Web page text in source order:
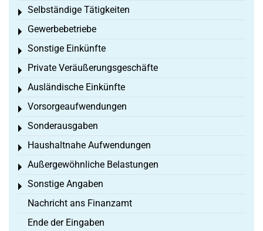
Selbständige Tätigkeiten
Toggle menu
Gewerbebetriebe
Toggle menu
Sonstige Einkünfte
Toggle menu
Private Veräußerungsgeschäfte
Toggle menu
Ausländische Einkünfte
Toggle menu
Vorsorgeaufwendungen
Toggle menu
Sonderausgaben
Toggle menu
Haushaltnahe Aufwendungen
Toggle menu
Außergewöhnliche Belastungen
Toggle menu
Sonstige Angaben
Toggle menu
Nachricht ans Finanzamt
Ende der Eingaben